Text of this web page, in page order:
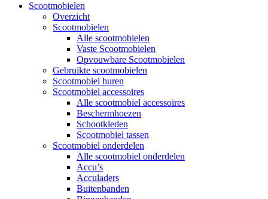
Scootmobielen
Overzicht
Scootmobielen
Alle scootmobielen
Vaste Scootmobielen
Opvouwbare Scootmobielen
Gebruikte scootmobielen
Scootmobiel huren
Scootmobiel accessoires
Alle scootmobiel accessoires
Beschermhoezen
Schootkleden
Scootmobiel tassen
Scootmobiel onderdelen
Alle scootmobiel onderdelen
Accu’s
Acculaders
Buitenbanden